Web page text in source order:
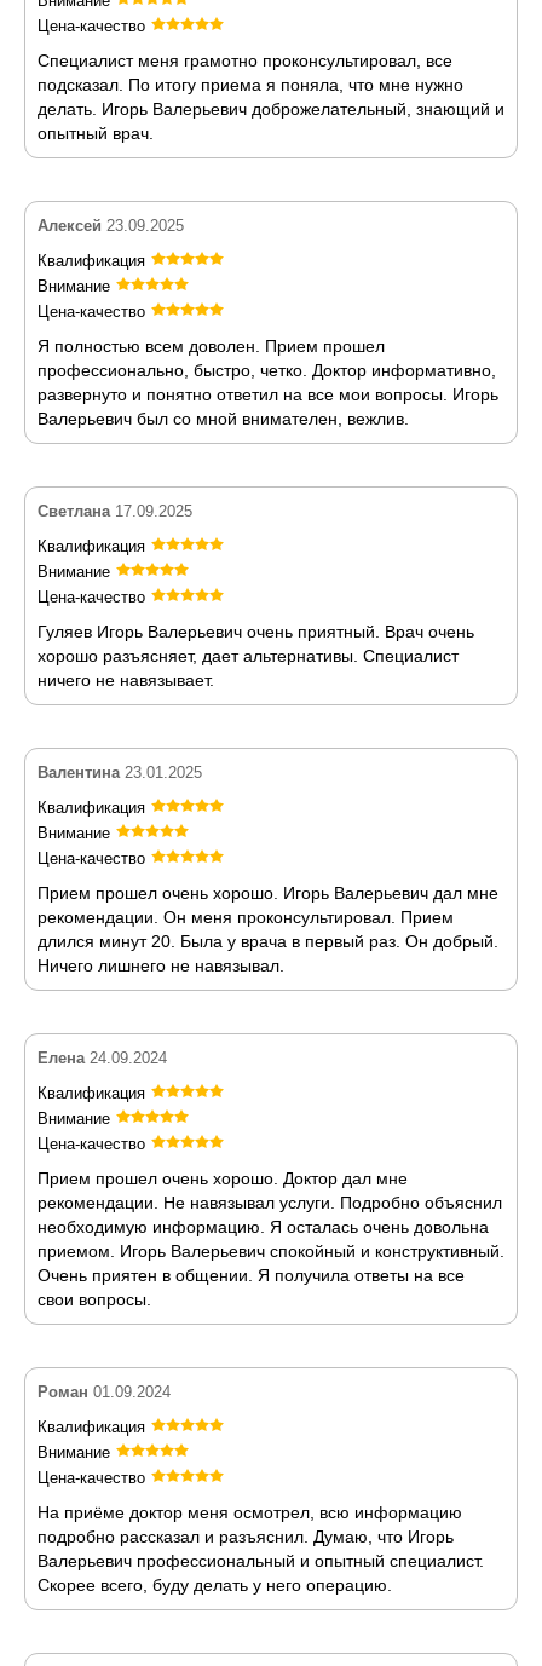
Цена-качество
Специалист меня грамотно проконсультировал, все
подсказал. По итогу приема я поняла, что мне нужно
делать. Игорь Валерьевич доброжелательный, знающий и
опытный врач.
Алексей 23.09.2025
Квалификация
Внимание
Цена-качество
Я полностью всем доволен. Прием прошел
профессионально, быстро, четко. Доктор информативно,
развернуто и понятно ответил на все мои вопросы. Игорь
Валерьевич был со мной внимателен, вежлив.
Светлана 17.09.2025
Квалификация
Внимание
Цена-качество
Гуляев Игорь Валерьевич очень приятный. Врач очень
хорошо разъясняет, дает альтернативы. Специалист
ничего не навязывает.
Валентина 23.01.2025
Квалификация
Внимание
Цена-качество
Прием прошел очень хорошо. Игорь Валерьевич дал мне
рекомендации. Он меня проконсультировал. Прием
длился минут 20. Была у врача в первый раз. Он добрый.
Ничего лишнего не навязывал.
Елена 24.09.2024
Квалификация
Внимание
Цена-качество
Прием прошел очень хорошо. Доктор дал мне
рекомендации. Не навязывал услуги. Подробно объяснил
необходимую информацию. Я осталась очень довольна
приемом. Игорь Валерьевич спокойный и конструктивный.
Очень приятен в общении. Я получила ответы на все
свои вопросы.
Роман 01.09.2024
Квалификация
Внимание
Цена-качество
На приёме доктор меня осмотрел, всю информацию
подробно рассказал и разъяснил. Думаю, что Игорь
Валерьевич профессиональный и опытный специалист.
Скорее всего, буду делать у него операцию.